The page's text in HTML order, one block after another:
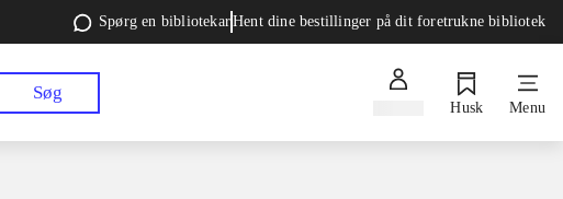
Spørg en bibliotekarHent dine bestillinger på dit foretrukne bibliotek
Søg
Husk Menu